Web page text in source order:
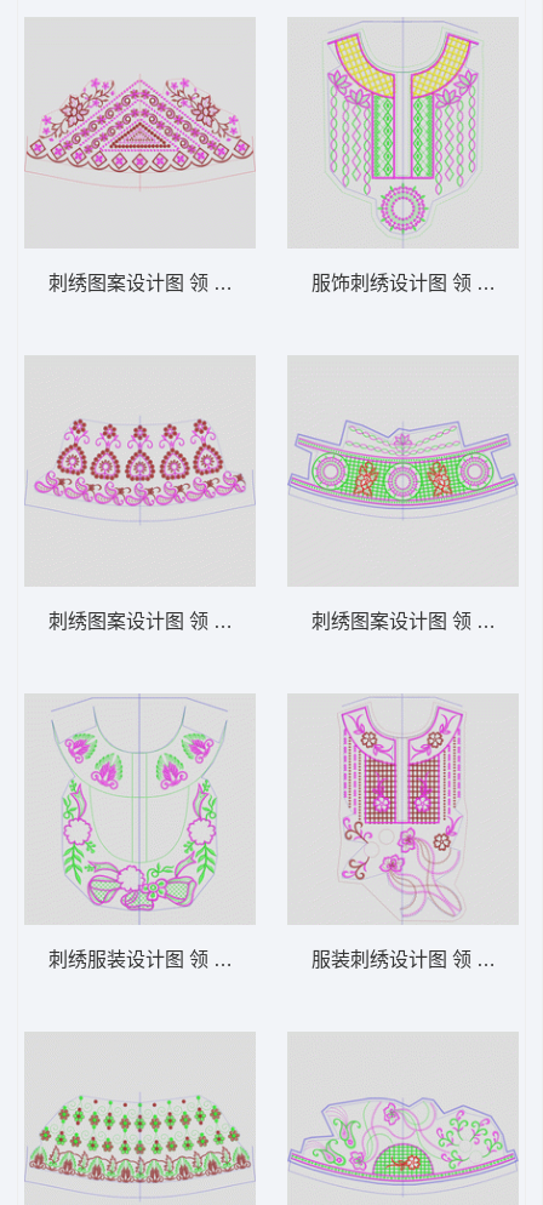
刺绣图案设计图 领 衣边下摆 中东阿拉伯 泰
刺绣图案设计图 领 衣边下摆 中东阿拉伯 泰
刺绣服装设计图 领 衣边下摆 中东阿拉伯 泰
服饰刺绣设计图 领 衣边下
刺绣图案设计图 领 衣边下
服装刺绣设计图 领 衣边下